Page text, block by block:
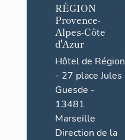
RÉGION
Provence-
Alpes-Côte
d'Azur
Hôtel de Région
- 27 place Jules
Guesde -
13481
Marseille
Direction de la